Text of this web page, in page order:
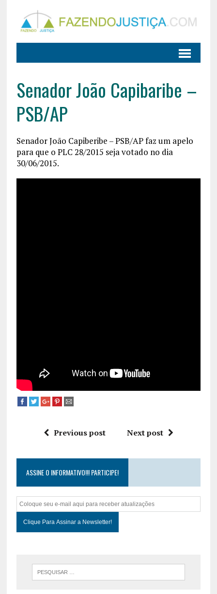
Senador João Capibaribe –
PSB/AP
Senador João Capiberibe – PSB/AP faz um apelo
para que o PLC 28/2015 seja votado no dia
30/06/2015.
Previous post Next post
ASSINE O INFORMATIVO!!! PARTICIPE!